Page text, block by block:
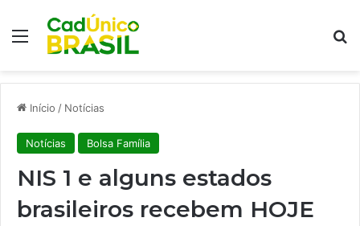
Menu
Início / Notícias
Notícias Bolsa Família
NIS 1 e alguns estados
brasileiros recebem HOJE